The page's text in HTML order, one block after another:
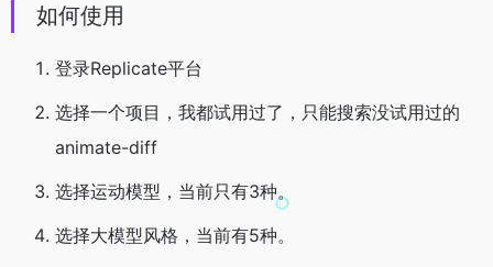
如何使用
登录Replicate平台
选择一个项目，我都试用过了，只能搜索没试用过的
animate-diff
选择运动模型，当前只有3种。
选择大模型风格，当前有5种。